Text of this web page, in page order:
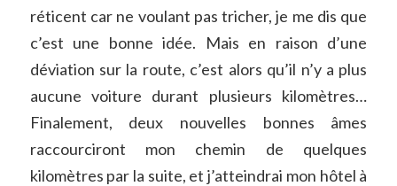
réticent car ne voulant pas tricher, je me dis que
c’est une bonne idée. Mais en raison d’une
déviation sur la route, c’est alors qu’il n’y a plus
aucune voiture durant plusieurs kilomètres…
Finalement, deux nouvelles bonnes âmes
raccourciront mon chemin de quelques
kilomètres par la suite, et j’atteindrai mon hôtel à